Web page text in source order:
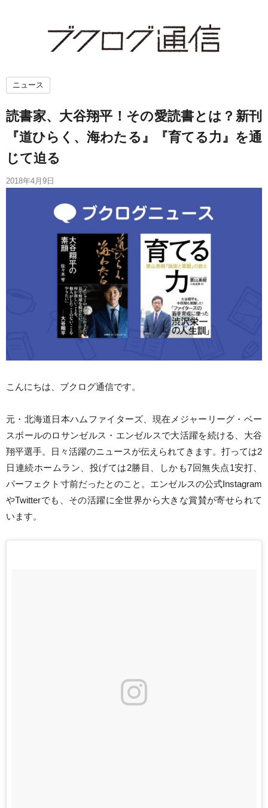
ニュース
読書家、大谷翔平！その愛読書とは？新刊
『道ひらく、海わたる』『育てる力』を通
じて迫る
2018年4月9日
こんにちは、ブクログ通信です。
元・北海道日本ハムファイターズ、現在メジャーリーグ・ベー
スボールのロサンゼルス・エンゼルスで大活躍を続ける、大谷
翔平選手。日々活躍のニュースが伝えられてきます。打っては2
日連続ホームラン、投げては2勝目、しかも7回無失点1安打、
パーフェクト寸前だったとのこと。エンゼルスの公式Instagram
やTwitterでも、その活躍に全世界から大きな賞賛が寄せられて
います。